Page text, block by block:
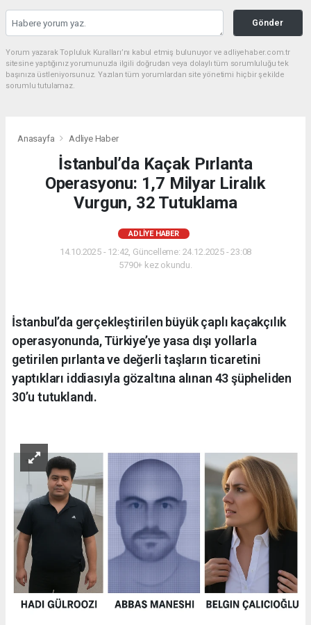
Gönder
Yorum yazarak Topluluk Kuralları’nı kabul etmiş bulunuyor ve adliyehaber.com.tr
sitesine yaptığınız yorumunuzla ilgili doğrudan veya dolaylı tüm sorumluluğu tek
başınıza üstleniyorsunuz. Yazılan tüm yorumlardan site yönetimi hiçbir şekilde
sorumlu tutulamaz.
Anasayfa Adliye Haber
İstanbul’da Kaçak Pırlanta
Operasyonu: 1,7 Milyar Liralık
Vurgun, 32 Tutuklama
ADLIYE HABER
14.10.2025 - 12:42, Güncelleme: 24.12.2025 - 23:08
5790+ kez okundu.
İstanbul’da gerçekleştirilen büyük çaplı kaçakçılık
operasyonunda, Türkiye’ye yasa dışı yollarla
getirilen pırlanta ve değerli taşların ticaretini
yaptıkları iddiasıyla gözaltına alınan 43 şüpheliden
30’u tutuklandı.